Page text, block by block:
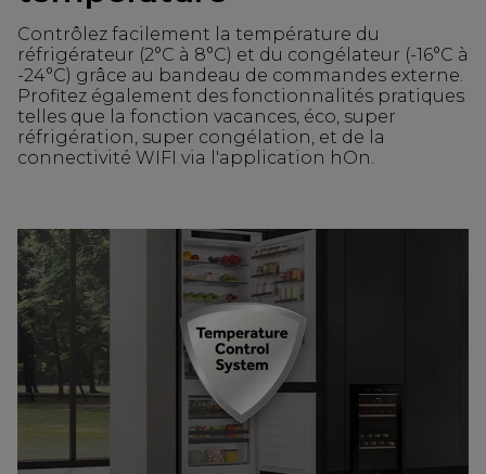
Contrôlez facilement la température du
réfrigérateur (2°C à 8°C) et du congélateur (-16°C à
-24°C) grâce au bandeau de commandes externe.
Profitez également des fonctionnalités pratiques
telles que la fonction vacances, éco, super
réfrigération, super congélation, et de la
connectivité WIFI via l'application hOn.